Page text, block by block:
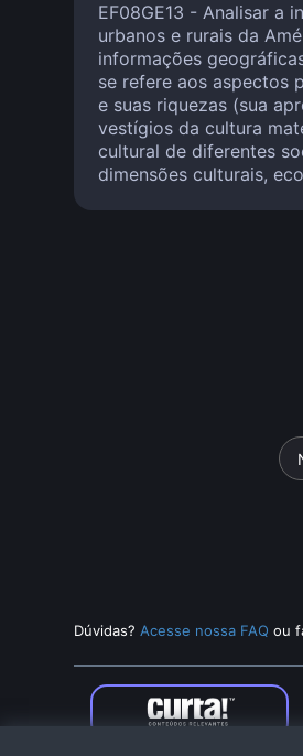
EF08GE13 - Analisar a
urbanos e rurais da
informações
se refere aos aspectos
e suas riquezas (sua
vestígios da cultura
cultural de diferentes
dimensões culturais,
Dúvidas? Acesse nossa FAQ ou